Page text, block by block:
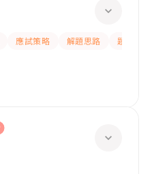
應試策略 解題思路
題目講解